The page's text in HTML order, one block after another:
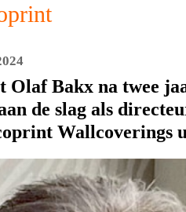
Olaf Bakx na twee
de slag als
Wallcoverings